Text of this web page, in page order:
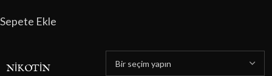
Sepete Ekle
NIKOTIN